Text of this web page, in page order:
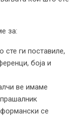
за:
ги поставиле,
боја и
ве имаме
се